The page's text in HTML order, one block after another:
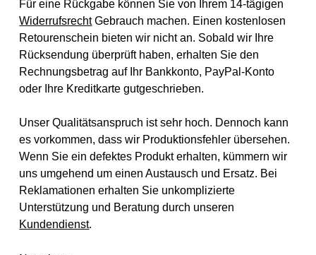
Für eine Rückgabe können Sie von Ihrem 14-tägigen
WiderrufsrechtGebrauch machen. Einen kostenlosen
Retourenschein bieten wir nicht an. Sobald wir Ihre
Rücksendung überprüft haben, erhalten Sie den
Rechnungsbetrag auf Ihr Bankkonto, PayPal-Konto
oder Ihre Kreditkarte gutgeschrieben.
Unser Qualitätsanspruch ist sehr hoch. Dennoch kann
es vorkommen, dass wir Produktionsfehler übersehen.
Wenn Sie ein defektes Produkt erhalten, kümmern wir
uns umgehend um einen Austausch und Ersatz. Bei
Reklamationen erhalten Sie unkomplizierte
Unterstützung und Beratung durch unseren
Kundendienst.